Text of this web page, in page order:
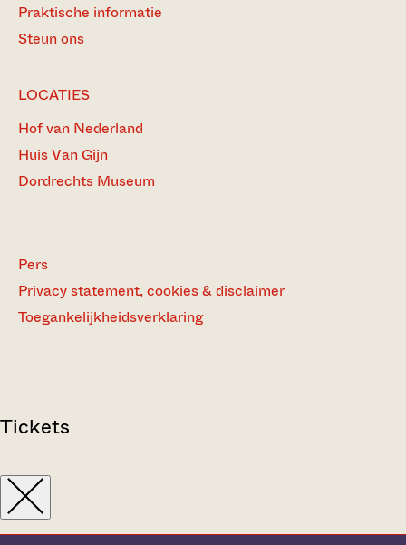
Praktische informatie
Steun ons
LOCATIES
Hof van Nederland
Huis Van Gijn
Dordrechts Museum
Pers
Privacy statement, cookies & disclaimer
Toegankelijkheidsverklaring
Tickets